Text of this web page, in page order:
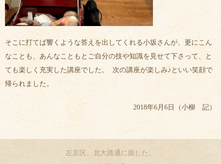
そこに打てば響くような答えを出してくれる小坂さんが、更にこん
なことも、あんなこともとご自分の技や知識を見せて下さって、と
ても楽しく充実した講座でした。 次の講座が楽しみ♪といい笑顔で
帰られました。
2018年6月6日（小柳 記）
左京区、北大路通に面した、